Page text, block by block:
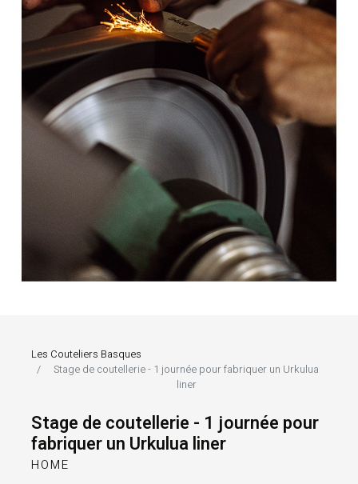
Les Couteliers Basques
Stage de coutellerie - 1 journée pour fabriquer un Urkulua
liner
Stage de coutellerie - 1 journée pour
fabriquer un Urkulua liner
HOME